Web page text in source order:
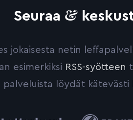
Seuraa &
jokaisesta netin
esimerkiksi RSS-syötteen
palveluista löydät kätevästi